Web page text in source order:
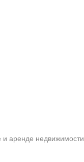
аренде недвижимости